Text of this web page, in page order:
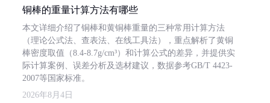
铜棒的重量计算方法有哪些
本文详细介绍了铜棒和黄铜棒重量的三种常用计算方法
（理论公式法、查表法、在线工具法），重点解析了黄铜
棒密度取值（8.4-8.7g/cm³）和计算公式的差异，并提供实
际计算案例、误差分析及选材建议，数据参考GB/T 4423-
2007等国家标准。
2026年8月4日